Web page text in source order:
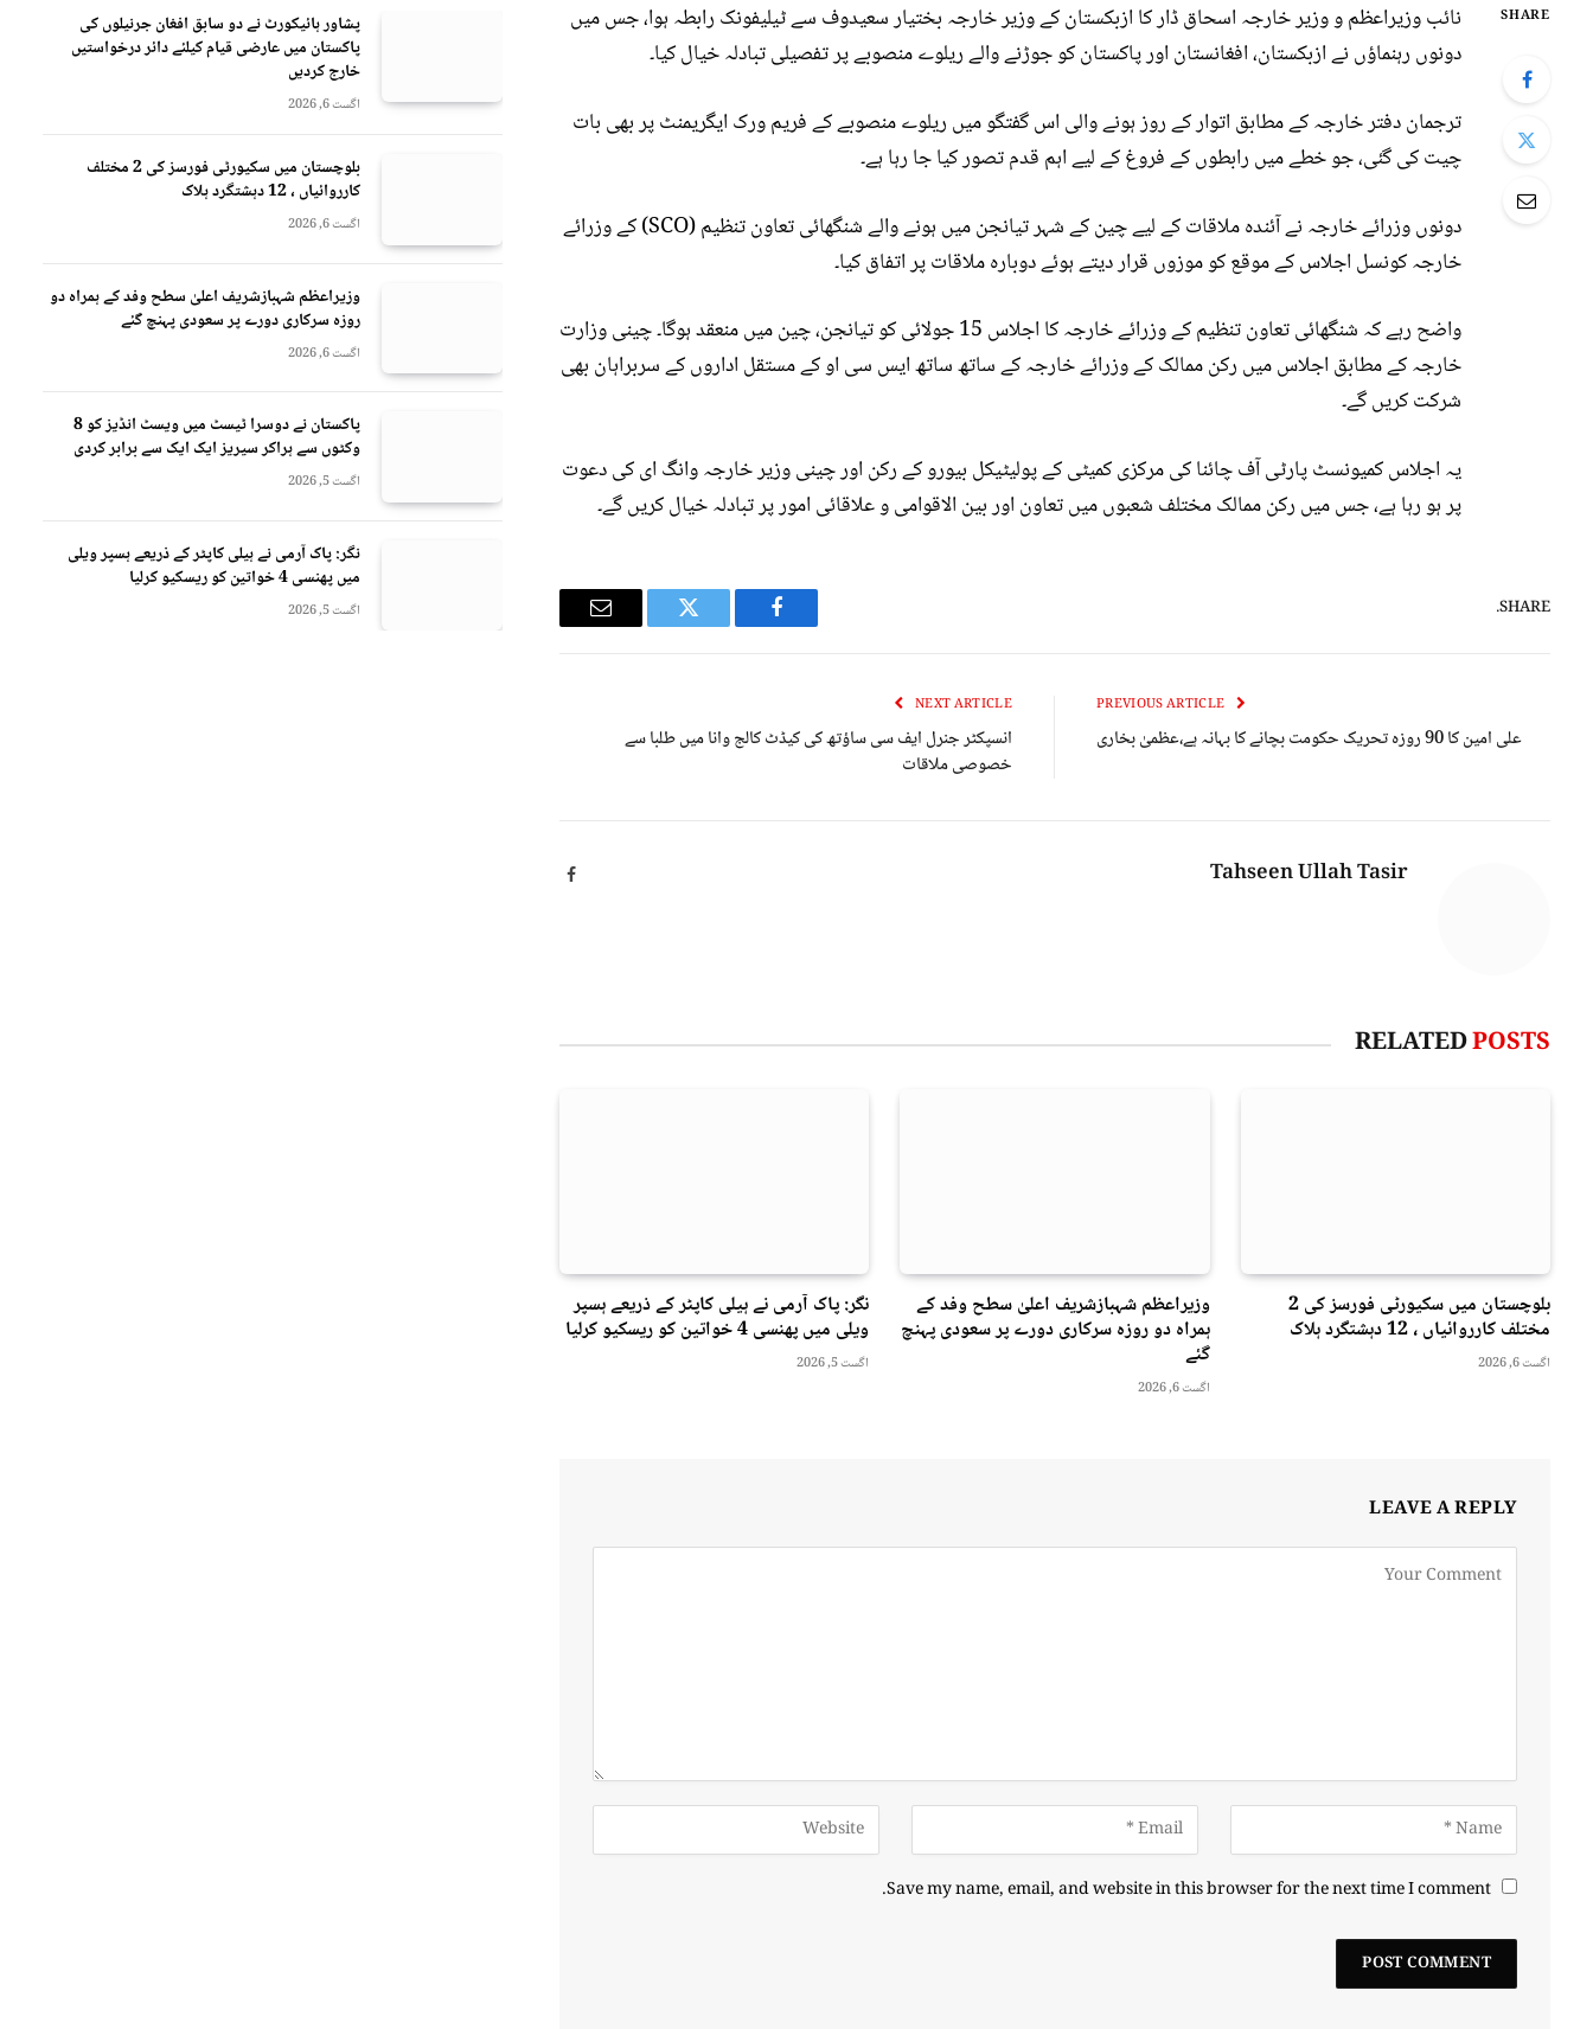
SHARE
نائب وزیراعظم و وزیر خارجہ اسحاق ڈار کا ازبکستان کے وزیر خارجہ بختیار سعیدوف سے ٹیلیفونک رابطہ ہوا، جس میں
دونوں رہنماؤں نے ازبکستان، افغانستان اور پاکستان کو جوڑنے والے ریلوے منصوبے پر تفصیلی تبادلہ خیال کیا۔
ترجمان دفتر خارجہ کے مطابق اتوار کے روز ہونے والی اس گفتگو میں ریلوے منصوبے کے فریم ورک ایگریمنٹ پر بھی بات
چیت کی گئی، جو خطے میں رابطوں کے فروغ کے لیے اہم قدم تصور کیا جا رہا ہے۔
دونوں وزرائے خارجہ نے آئندہ ملاقات کے لیے چین کے شہر تیانجن میں ہونے والے شنگھائی تعاون تنظیم (SCO) کے وزرائے
خارجہ کونسل اجلاس کے موقع کو موزوں قرار دیتے ہوئے دوبارہ ملاقات پر اتفاق کیا۔
واضح رہے کہ شنگھائی تعاون تنظیم کے وزرائے خارجہ کا اجلاس 15 جولائی کو تیانجن، چین میں منعقد ہوگا۔ چینی وزارت
خارجہ کے مطابق اجلاس میں رکن ممالک کے وزرائے خارجہ کے ساتھ ساتھ ایس سی او کے مستقل اداروں کے سربراہان بھی
شرکت کریں گے۔
یہ اجلاس کمیونسٹ پارٹی آف چائنا کی مرکزی کمیٹی کے پولیٹیکل بیورو کے رکن اور چینی وزیر خارجہ وانگ ای کی دعوت
پر ہو رہا ہے، جس میں رکن ممالک مختلف شعبوں میں تعاون اور بین الاقوامی و علاقائی امور پر تبادلہ خیال کریں گے۔
SHARE.
Facebook
Twitter
Email
علی امین کا 90 روزہ تحریک حکومت بچانے کا بہانہ ہے،عظمیٰ بخاری
NEXT ARTICLE
انسپکٹر جنرل ایف سی ساؤتھ کی کیڈٹ کالج وانا میں طلبا سے
خصوصی ملاقات
Tahseen Ullah Tasir
Facebook
RELATEDPOSTS
بلوچستان میں سکیورٹی فورسز کی 2
مختلف کارروائیاں ، 12 دہشتگرد ہلاک
اگست 6, 2026
وزیراعظم شہبازشریف اعلیٰ سطح وفد کے
ہمراہ دو روزه سرکاری دورے پر سعودی پہنچ
گئے
اگست 6, 2026
نگر: پاک آرمی نے ہیلی کاپٹر کے ذریعے ہسپر
ویلی میں پھنسی 4 خواتین کو ریسکیو کرلیا
اگست 5, 2026
LEAVE A REPLY
Save my name, email, and website in this browser for the next time I comment.
پشاور ہائیکورٹ نے دو سابق افغان جرنیلوں کی
پاکستان میں عارضی قیام کیلئے دائر درخواستیں
خارج کردیں
اگست 6, 2026
بلوچستان میں سکیورٹی فورسز کی 2 مختلف
کارروائیاں ، 12 دہشتگرد ہلاک
اگست 6, 2026
وزیراعظم شہبازشریف اعلیٰ سطح وفد کے ہمراہ دو
روزه سرکاری دورے پر سعودی پہنچ گئے
اگست 6, 2026
پاکستان نے دوسرا ٹیسٹ میں ویسٹ انڈیز کو 8
وکٹوں سے ہراکر سیریز ایک ایک سے برابر کردی
اگست 5, 2026
نگر: پاک آرمی نے ہیلی کاپٹر کے ذریعے ہسپر ویلی
میں پھنسی 4 خواتین کو ریسکیو کرلیا
اگست 5, 2026